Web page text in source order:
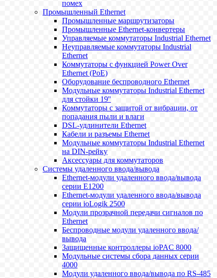
помех
Промышленный Ethernet
Промышленные маршрутизаторы
Промышленные Ethernet-конвертеры
Управляемые коммутаторы Industrial Ethernet
Неуправляемые коммутаторы Industrial
Ethernet
Коммутаторы с функцией Power Over
Ethernet (PoE)
Оборудование беспроводного Ethernet
Модульные коммутаторы Industrial Ethernet
для стойки 19''
Коммутаторы с защитой от вибрации, от
попадания пыли и влаги
DSL-удлинители Ethernet
Кабели и разъемы Ethernet
Модульные коммутаторы Industrial Ethernet
на DIN-рейку
Аксессуары для коммутаторов
Системы удаленного ввода/вывода
Ethernet-модули удаленного ввода/вывода
серии E1200
Ethernet-модули удаленного ввода/вывода
серии ioLogik 2500
Модули прозрачной передачи сигналов по
Ethernet
Беспроводные модули удаленного ввода/
вывода
Защищенные контроллеры ioPAC 8000
Модульные системы сбора данных серии
4000
Модули удаленного ввода/вывода по RS-485